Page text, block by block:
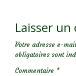
Laisser
Votre adresse e-
obligatoires sont
Commentaire *